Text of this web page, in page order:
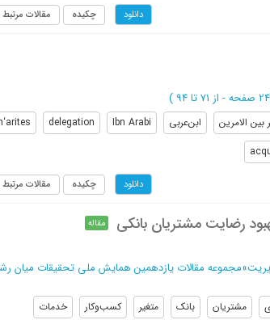
دانلود چکیده مقالات مرتبط
از 71 تا 94 )
بین الامرین ابن‌عربی Ibn Arabi
delegation
دانلود چکیده مقالات مرتبط
رضایت مشتریان بانکی مقاله
»مجموعه مقالات یازدهمین همایش ملی تحقیقات میان
مشتریان بانک متغیر کسب‌وکار خدمات